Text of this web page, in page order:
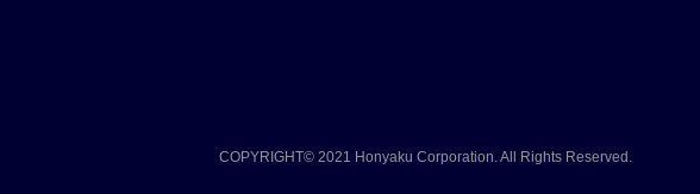
COPYRIGHT© 2021 Honyaku Corporation. All Rights Reserved.